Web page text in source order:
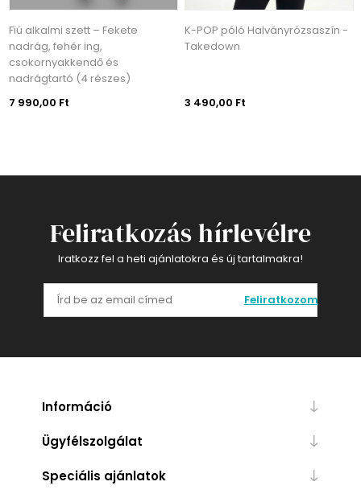
Fiú alkalmi szett – Fekete
nadrág, fehér ing,
csokornyakkendő és
nadrágtartó (4 részes)
7 990,00 Ft
K-POP póló Halványrózsaszín -
Takedown
3 490,00 Ft
Feliratkozás hírlevélre
Iratkozz fel a heti ajánlatokra és új tartalmakra!
Feliratkozom
Információ
Ügyfélszolgálat
Speciális ajánlatok